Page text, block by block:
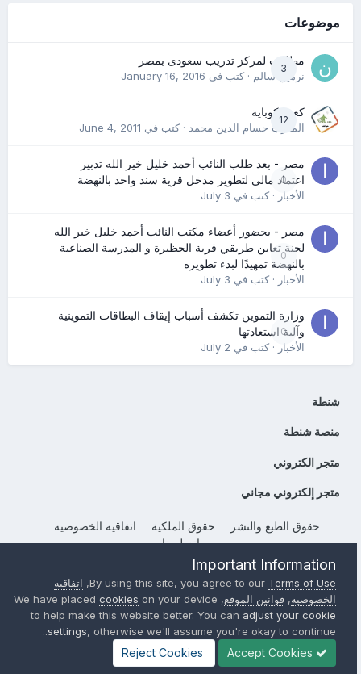
موضوعات
3
مطلوب لمركز تدريب سعودى بمصر
نرمين سالم· كتب في January 16, 2016
12
كعب كوباية
المدرب حسام الدين محمد· كتب في June 4, 2011
0
مصر - بعد طلب النائب أحمد خليل خير الله تدبير
اعتماد مالي لتطوير مدخل قرية سند واحد بالنهضة
الأخبار· كتب في July 3
0
مصر - بحضور أعضاء مكتب النائب أحمد خليل خير الله
لجنة تعاين طريقي قرية الحظيرة و المدرسة الصناعية
بالنهضة تمهيدًا لبدء تطويره
الأخبار· كتب في July 3
0
وزارة التموين تكشف أسباب إيقاف البطاقات التموينية
وآلية استعادتها
الأخبار· كتب في July 2
شنطة
منصة شنطة
متجر الكتروني
متجر إلكتروني مجاني
حقوق الطبع والنشر حقوق الملكية
اتفاقيه الخصوصيه
إتصل بنا
Powered by Invision CommunityImportant Information
By using this site, you agree to ourTerms of Use
, اتفاقيه
الخصوصيه, قوانين الموقع, We have placed
cookies on your device
to help make this website better. You canadjust your cookie
settings , otherwise we'll assume you're okay to continue..
Accept Cookies